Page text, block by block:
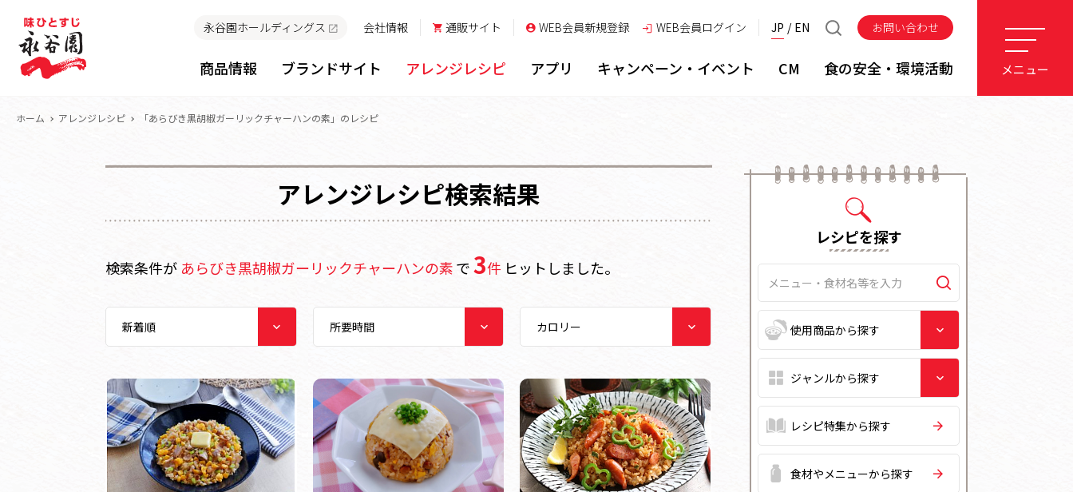
永谷園ホールディングス 会社情報 通販サイト WEB会員新規登録 WEB会員ログイン JP EN お問い合わせ
商品情報 ブランドサイト アレンジレシピ アプリ キャンペーン・イベント CM 食の安全・環境活動 メニュー
ホーム アレンジレシピ 「あらびき黒胡椒ガーリックチャーハンの素」のレシピ
アレンジレシピ検索結果
検索条件が あらびき黒胡椒ガーリックチャーハンの素で3件 ヒットしました。
レシピを探す
レシピ特集から探す
食材やメニューから探す